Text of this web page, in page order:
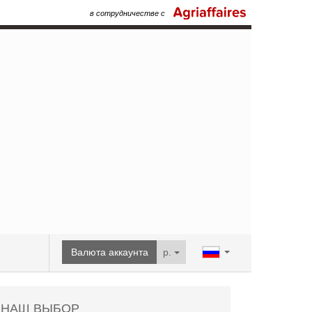
в сотрудничестве с
Валюта аккаунта p.
НАШ ВЫБОР